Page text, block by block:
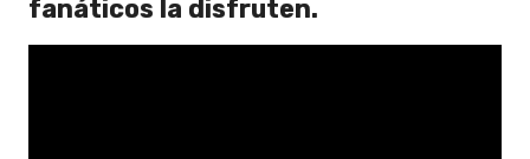
fanáticos la disfruten.